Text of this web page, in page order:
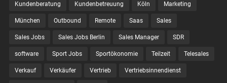
Kundenberatung Kundenbetreuung Köln Marketing
München Outbound Remote Saas Sales
Sales Jobs Sales Jobs Berlin Sales Manager SDR
software Sport Jobs Sportökonomie Teilzeit Telesales
Verkauf Verkäufer Vertrieb Vertriebsinnendienst